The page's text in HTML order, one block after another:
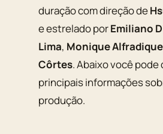
duração com direção de
e estrelado porEmiliano
Lima, Monique Alfradique
Côrtes. Abaixo você pode
principais informações
produção.